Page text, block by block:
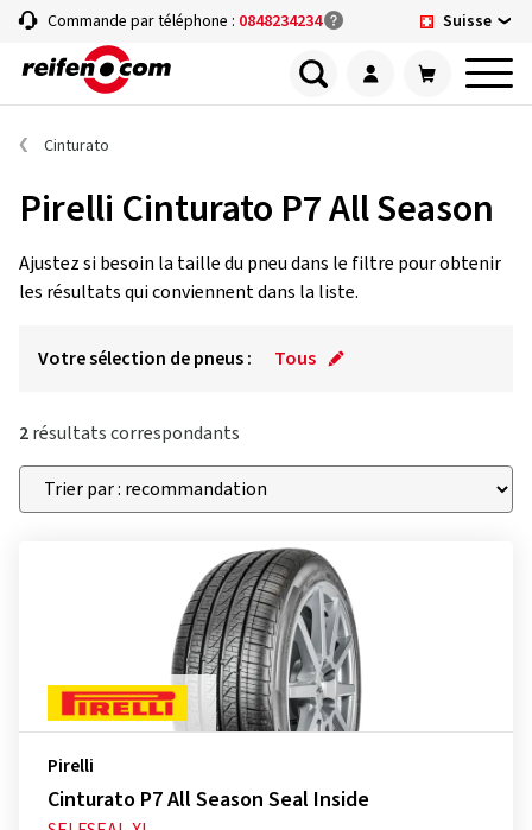
Commande par téléphone : 0848234234 Suisse
Cinturato
Pirelli Cinturato P7 All Season
Ajustez si besoin la taille du pneu dans le filtre pour obtenir
les résultats qui conviennent dans la liste.
Votre sélection de pneus : Tous
2résultats correspondants
Pirelli
Cinturato P7 All Season Seal Inside